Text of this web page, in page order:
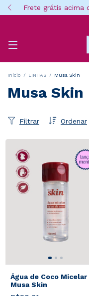
Frete grátis acima
Início / LINHAS / Musa Skin
Musa Skin
Ordenar
Filtrar
Água de Coco Micelar
Musa Skin